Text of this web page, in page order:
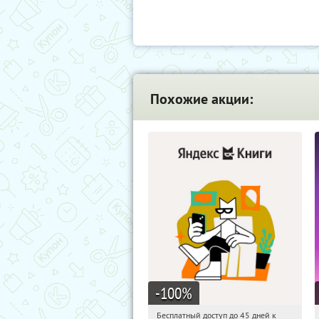
Похожие акции:
-100%
Бесплатный доступ до 45 дней к